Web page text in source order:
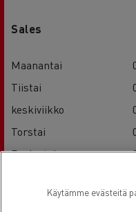
Sales
Maanantai
Tiistai
keskiviikko
Torstai
Perjantai
SunnuntaiKäytämme evästeitä